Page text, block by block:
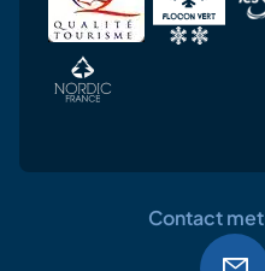
Contact